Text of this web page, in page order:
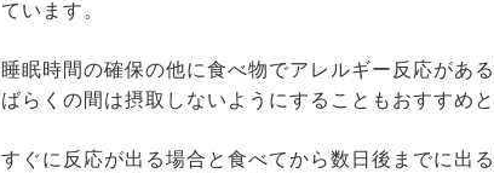
ています。
睡眠時間の確保の他に食べ物でアレルギー反応があ
ばらくの間は摂取しないようにすることもおすすめと
すぐに反応が出る場合と食べてから数日後までに出